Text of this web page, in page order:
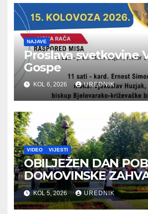
NAJAVE
Proslava svetkovine
Gospe
KOL 6, 2026 UREDNIK
VIDEO VIJESTI
OBILJEŽEN DAN
DOMOVINSKE
TE DAN HRVATSKIH
BRANITELJA
KOL 5, 2026 UREDNIK